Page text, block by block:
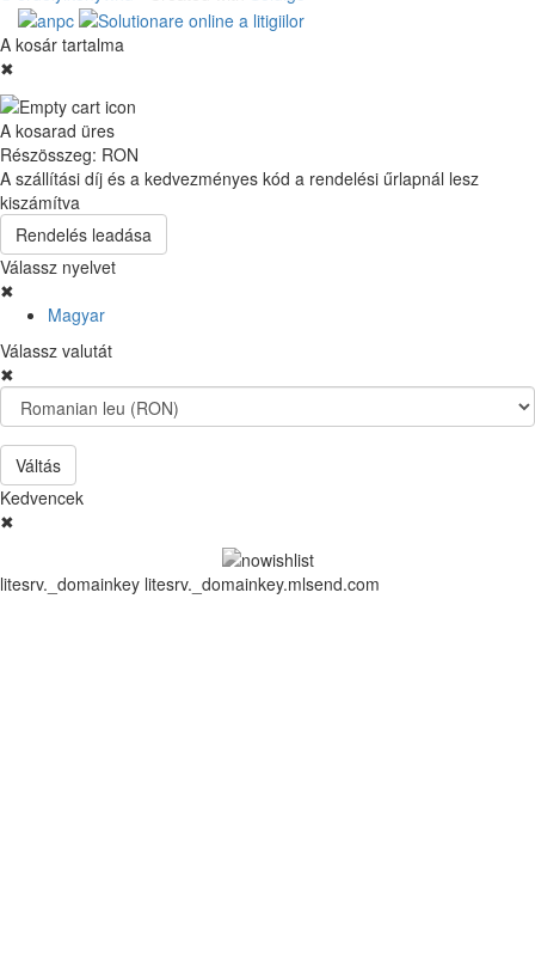
A kosár tartalma
✖
A kosarad üres
Részösszeg: RON
A szállítási díj és a kedvezményes kód a rendelési űrlapnál lesz
kiszámítva
Rendelés leadása
Válassz nyelvet
✖
Magyar
Válassz valutát
✖
Váltás
Kedvencek
✖
litesrv._domainkey litesrv._domainkey.mlsend.com